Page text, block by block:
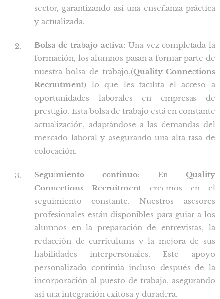
sector, garantizando así una enseñanza práctica
y actualizada.
Bolsa de trabajo activa: Una vez completada la
formación, los alumnos pasan a formar parte de
nuestra bolsa de trabajo,(Quality Connections
Recruitment) lo que les facilita el acceso a
oportunidades laborales en empresas de
prestigio. Esta bolsa de trabajo está en constante
actualización, adaptándose a las demandas del
mercado laboral y asegurando una alta tasa de
colocación.
Seguimiento continuo: EnQuality
Connections Recruitment creemos en el
seguimiento constante. Nuestros asesores
profesionales están disponibles para guiar a los
alumnos en la preparación de entrevistas, la
redacción de currículums y la mejora de sus
habilidades interpersonales. Este apoyo
personalizado continúa incluso después de la
incorporación al puesto de trabajo, asegurando
así una integración exitosa y duradera.